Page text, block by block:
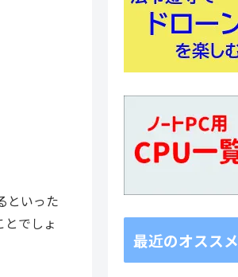
といった
でしょ
最近のオススメ